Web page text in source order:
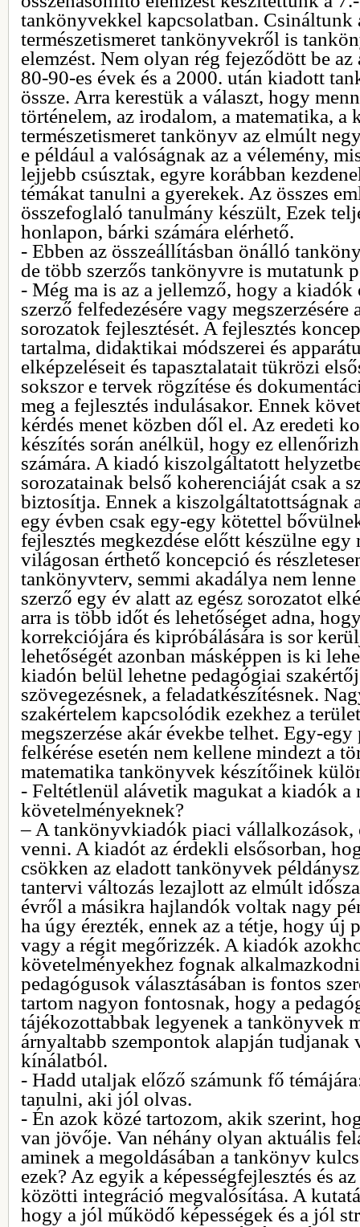
tankönyvekkel kapcsolatban. Csináltunk
természetismeret tankönyvekről is
elemzést. Nem olyan rég fejeződött be
80-90-es évek és a 2000. után kiadott
össze. Arra kerestük a választ, hogy
történelem, az irodalom, a matematika, a
természetismeret tankönyv az elmúlt
e például a valóságnak az a vélemény,
lejjebb csúsztak, egyre korábban
témákat tanulni a gyerekek. Az összes
összefoglaló tanulmány készült, Ezek
honlapon, bárki számára elérhető.
- Ebben az összeállításban önálló
de több szerzős tankönyvre is mutatunk
- Még ma is az a jellemző, hogy a kiadók
szerző felfedezésére vagy megszerzésére
sorozatok fejlesztését. A fejlesztés
tartalma, didaktikai módszerei és
elképzeléseit és tapasztalatait tükrözi
sokszor e tervek rögzítése és
meg a fejlesztés indulásakor. Ennek
kérdés menet közben dől el. Az eredeti
készítés során anélkül, hogy ez
számára. A kiadó kiszolgáltatott
sorozatainak belső koherenciáját csak a
biztosítja. Ennek a kiszolgáltatottságnak
egy évben csak egy-egy kötettel
fejlesztés megkezdése előtt készülne egy
világosan érthető koncepció és
tankönyvterv, semmi akadálya nem
szerző egy év alatt az egész sorozatot
arra is több időt és lehetőséget adna,
korrekciójára és kipróbálására is sor
lehetőségét azonban másképpen is ki
kiadón belül lehetne pedagógiai
szövegezésnek, a feladatkészítésnek.
szakértelem kapcsolódik ezekhez a
megszerzése akár évekbe telhet. Egy-
felkérése esetén nem kellene mindezt a
matematika tankönyvek készítőinek
- Feltétlenül alávetik magukat a kiadók a
követelményeknek?
– A tankönyvkiadók piaci vállalkozások,
venni. A kiadót az érdekli elsősorban,
csökken az eladott tankönyvek
tantervi változás lezajlott az elmúlt
évről a másikra hajlandók voltak nagy
ha úgy érezték, ennek az a tétje, hogy új
vagy a régit megőrizzék. A kiadók
követelményekhez fognak
pedagógusok választásában is fontos
tartom nagyon fontosnak, hogy a
tájékozottabbak legyenek a tankönyvek
árnyaltabb szempontok alapján tudjanak
kínálatból.
- Hadd utaljak előző számunk fő
tanulni, aki jól olvas.
- Én azok közé tartozom, akik szerint,
van jövője. Van néhány olyan aktuális
aminek a megoldásában a tankönyv
ezek? Az egyik a képességfejlesztés és
közötti integráció megvalósítása. A
hogy a jól működő képességek és a jól